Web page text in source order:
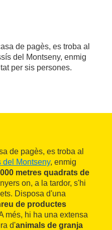
de pagès, es troba al
del Montseny, enmig
per sis persones.
de pagès, es troba al
del Montseny, enmig
metres quadrats de
on, a la tardor, s'hi
Disposa d'una
de productes
més, hi ha una extensa
d'animals de granja